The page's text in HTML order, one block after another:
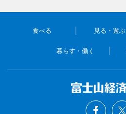
食べる 見る・遊ぶ
暮らす・働く